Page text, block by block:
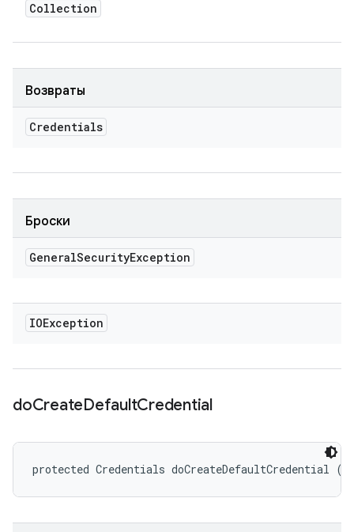
Collection
Возвраты
Credentials
Броски
GeneralSecurityException
IOException
doCreateDefaultCredential
protected Credentials doCreateDefaultCredential